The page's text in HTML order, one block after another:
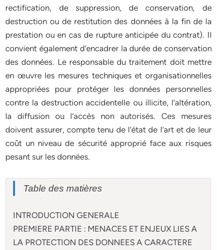
Table des matières
INTRODUCTION GENERALE
PREMIERE PARTIE : MENACES ET ENJEUX LIES A
LA PROTECTION DES DONNEES A CARACTERE